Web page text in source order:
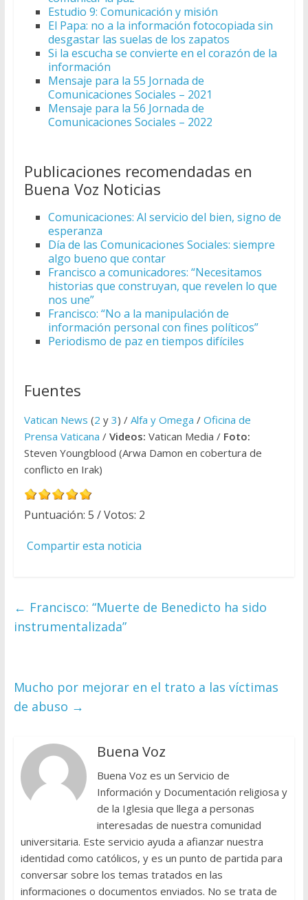
Estudio 9: Comunicación y misión
El Papa: no a la información fotocopiada sin
desgastar las suelas de los zapatos
Si la escucha se convierte en el corazón de la
información
Mensaje para la 55 Jornada de
Comunicaciones Sociales – 2021
Mensaje para la 56 Jornada de
Comunicaciones Sociales – 2022
Publicaciones recomendadas en
Buena Voz Noticias
Comunicaciones: Al servicio del bien, signo de
esperanza
Día de las Comunicaciones Sociales: siempre
algo bueno que contar
Francisco a comunicadores: “Necesitamos
historias que construyan, que revelen lo que
nos une”
Francisco: “No a la manipulación de
información personal con fines políticos”
Periodismo de paz en tiempos difíciles
Fuentes
Vatican News (2 y 3) / Alfa y Omega / Oficina de
Prensa Vaticana / Videos: Vatican Media / Foto:
Steven Youngblood (Arwa Damon en cobertura de
conflicto en Irak)
Puntuación: 5 / Votos: 2
Compartir esta noticia
← Francisco: “Muerte de Benedicto ha sido
instrumentalizada”
Mucho por mejorar en el trato a las víctimas
de abuso →
Buena Voz
Buena Voz es un Servicio de
Información y Documentación religiosa y
de la Iglesia que llega a personas
interesadas de nuestra comunidad
universitaria. Este servicio ayuda a afianzar nuestra
identidad como católicos, y es un punto de partida para
conversar sobre los temas tratados en las
informaciones o documentos enviados. No se trata de